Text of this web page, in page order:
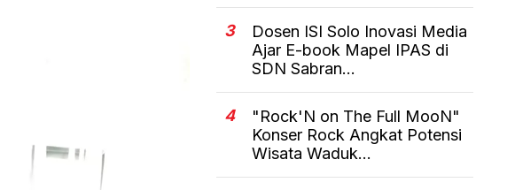
3
Dosen ISI Solo Inovasi Media
Ajar E-book Mapel IPAS di
SDN Sabran...
4
"Rock'N on The Full MooN"
Konser Rock Angkat Potensi
Wisata Waduk...